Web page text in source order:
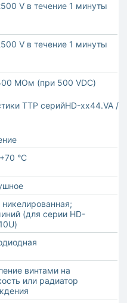
V в течение 1 минуты
V в течение 1 минуты
МОм (при 500 VDC)
ТТР серийHD-хх44.VA /
°С
(для серии HD-
винтами на
или радиатор